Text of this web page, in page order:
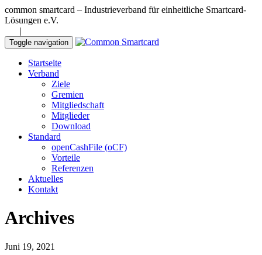
common smartcard – Industrieverband für einheitliche Smartcard-
Lösungen e.V.
|
Toggle navigation
Startseite
Verband
Ziele
Gremien
Mitgliedschaft
Mitglieder
Download
Standard
openCashFile (oCF)
Vorteile
Referenzen
Aktuelles
Kontakt
Archives
Juni 19, 2021